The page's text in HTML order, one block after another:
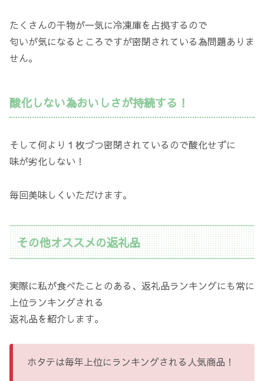
たくさんの干物が一気に冷凍庫を占拠するので
匂いが気になるところですが密閉されている為問題ありま
せん。
酸化しない為おいしさが持続する！
そして何より１枚づつ密閉されているので酸化せずに
味が劣化しない！
毎回美味しくいただけます。
その他オススメの返礼品
実際に私が食べたことのある、返礼品ランキングにも常に
上位ランキングされる
返礼品を紹介します。
ホタテは毎年上位にランキングされる人気商品！